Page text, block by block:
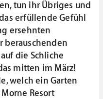
tun ihr Übriges und
erfüllende Gefühl
ersehnten
berauschenden
die Schliche
mitten im März!
welch ein Garten
Morne Resort